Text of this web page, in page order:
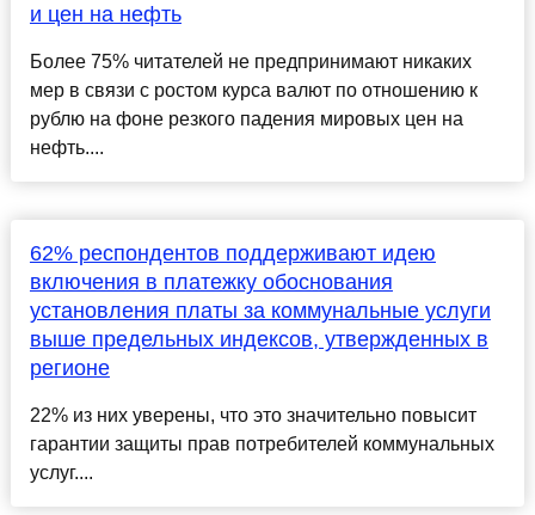
и цен на нефть
Более 75% читателей не предпринимают никаких
мер в связи с ростом курса валют по отношению к
рублю на фоне резкого падения мировых цен на
нефть....
62% респондентов поддерживают идею
включения в платежку обоснования
установления платы за коммунальные услуги
выше предельных индексов, утвержденных в
регионе
22% из них уверены, что это значительно повысит
гарантии защиты прав потребителей коммунальных
услуг....